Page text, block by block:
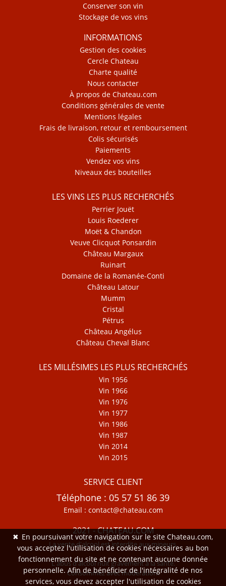
Conserver son vin
Stockage de vos vins
INFORMATIONS
Gestion des cookies
Cercle Chateau
Charte qualité
Nous contacter
À propos de Chateau.com
Conditions générales de vente
Mentions légales
Frais de livraison, retour et remboursement
Colis sécurisés
Paiements
Vendez vos vins
Niveaux des bouteilles
LES VINS LES PLUS RECHERCHÉS
Perrier Jouët
Louis Roederer
Moët & Chandon
Veuve Clicquot Ponsardin
Château Margaux
Ruinart
Domaine de la Romanée-Conti
Château Latour
Mumm
Cristal
Pétrus
Château Angélus
Château Cheval Blanc
LES MILLÉSIMES LES PLUS RECHERCHÉS
Vin 1956
Vin 1966
Vin 1976
Vin 1977
Vin 1986
Vin 1987
Vin 2014
Vin 2015
SERVICE CLIENT
Téléphone : 05 57 51 86 39
Email : contact@chateau.com
2021 - CHATEAU.COM
La vente d'alcool est interdite aux mineurs.
L'abus d'alcool nuit gravement à la santé.
Consommez avec modération.
✖ En poursuivant votre navigation sur le site Chateau.com,
vous acceptez l'utilisation de cookies nécessaires au bon
fonctionnement du site et ne contenant aucune donnée
personnelle. Afin de bénéficier de l'intégralité de nos
services, vous devez accepter l'utilisation de cookies